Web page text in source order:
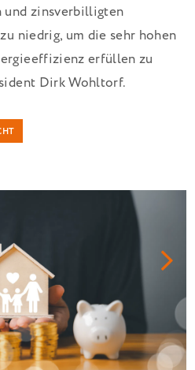
und zinsverbilligten
niedrig, um die sehr hohen
erfüllen zu
Dirk Wohltorf.